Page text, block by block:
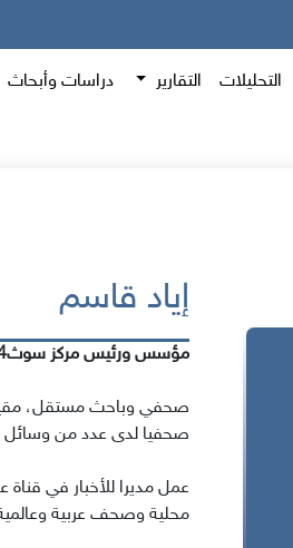
التحليلات التقارير دراسات وأبحاث
إياد قاسم
مؤسس ورئيس مركز سوث24 للأخبار والدراسات.
صحفي وباحث مستقل،
صحفيا لدى عدد من وسائل
محلية وصحف عربية